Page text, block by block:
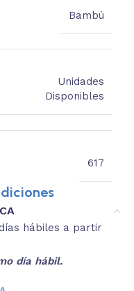
Bambú
Unidades
Disponibles
617
hábiles a partir
día hábil.